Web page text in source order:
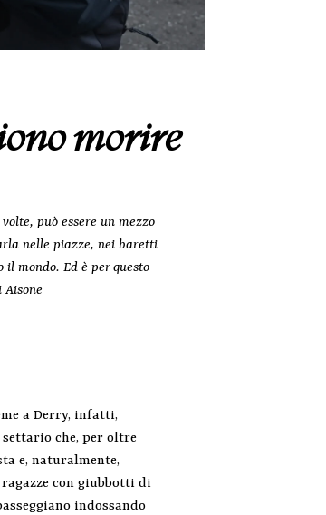
morire
può essere un mezzo
nelle piazze, nei baretti
mondo. Ed è per questo
a Derry, infatti,
che, per oltre
e, naturalmente,
con giubbotti di
indossando